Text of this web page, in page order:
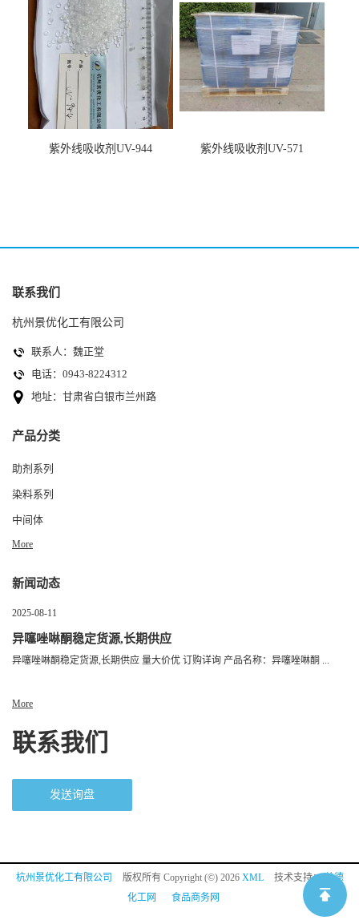
紫外线吸收剂UV-944 紫外线吸收剂UV-571
联系我们
杭州景优化工有限公司
联系人：魏正堂
电话：0943-8224312
地址：甘肃省白银市兰州路
产品分类
助剂系列
染料系列
中间体
More
新闻动态
2025-08-11
异噻唑啉酮稳定货源,长期供应
异噻唑啉酮稳定货源,长期供应 量大价优 订购详询 产品名称：异噻唑啉酮 ...
More
联系我们
发送询盘
杭州景优化工有限公司 版权所有 Copyright (©) 2026 XML 技术支持：
盖德
化工网
食品商务网